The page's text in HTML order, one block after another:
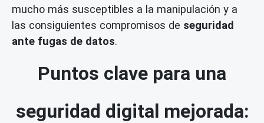
mucho más susceptibles a la manipulación y a
las consiguientes compromisos de seguridad
ante fugas de datos.
Puntos clave para una
seguridad digital mejorada: